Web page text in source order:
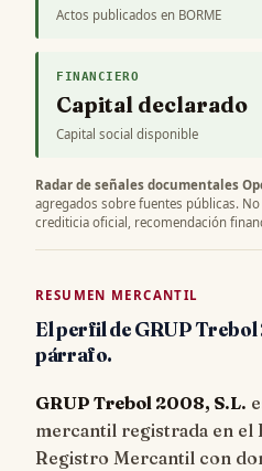
Actos publicados en BORME
FINANCIERO
Capital declarado
Capital social disponible
Radar de señales documentales
agregados sobre fuentes públicas.
crediticia oficial, recomendación
RESUMEN MERCANTIL
El perfil de GRUP
párrafo.
GRUP Trebol 2008, S.L.
mercantil registrada en el
Registro Mercantil con